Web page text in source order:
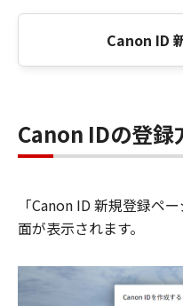
Canon ID
Canon IDの登録
「Canon ID 新規登録ペ
面が表示されます。